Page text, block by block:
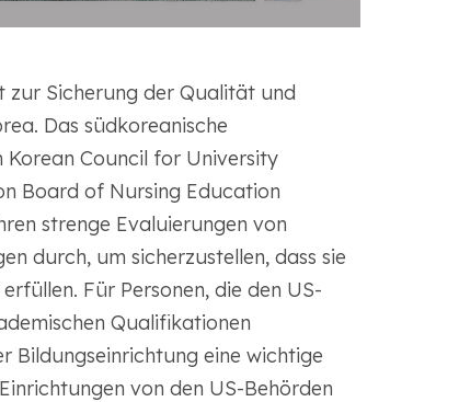
zur Sicherung der Qualität und
Das südkoreanische
Council for University
Board of Nursing Education
strenge Evaluierungen von
durch, um sicherzustellen, dass sie
Für Personen, die den US-
Qualifikationen
Bildungseinrichtung eine wichtige
von den US-Behörden